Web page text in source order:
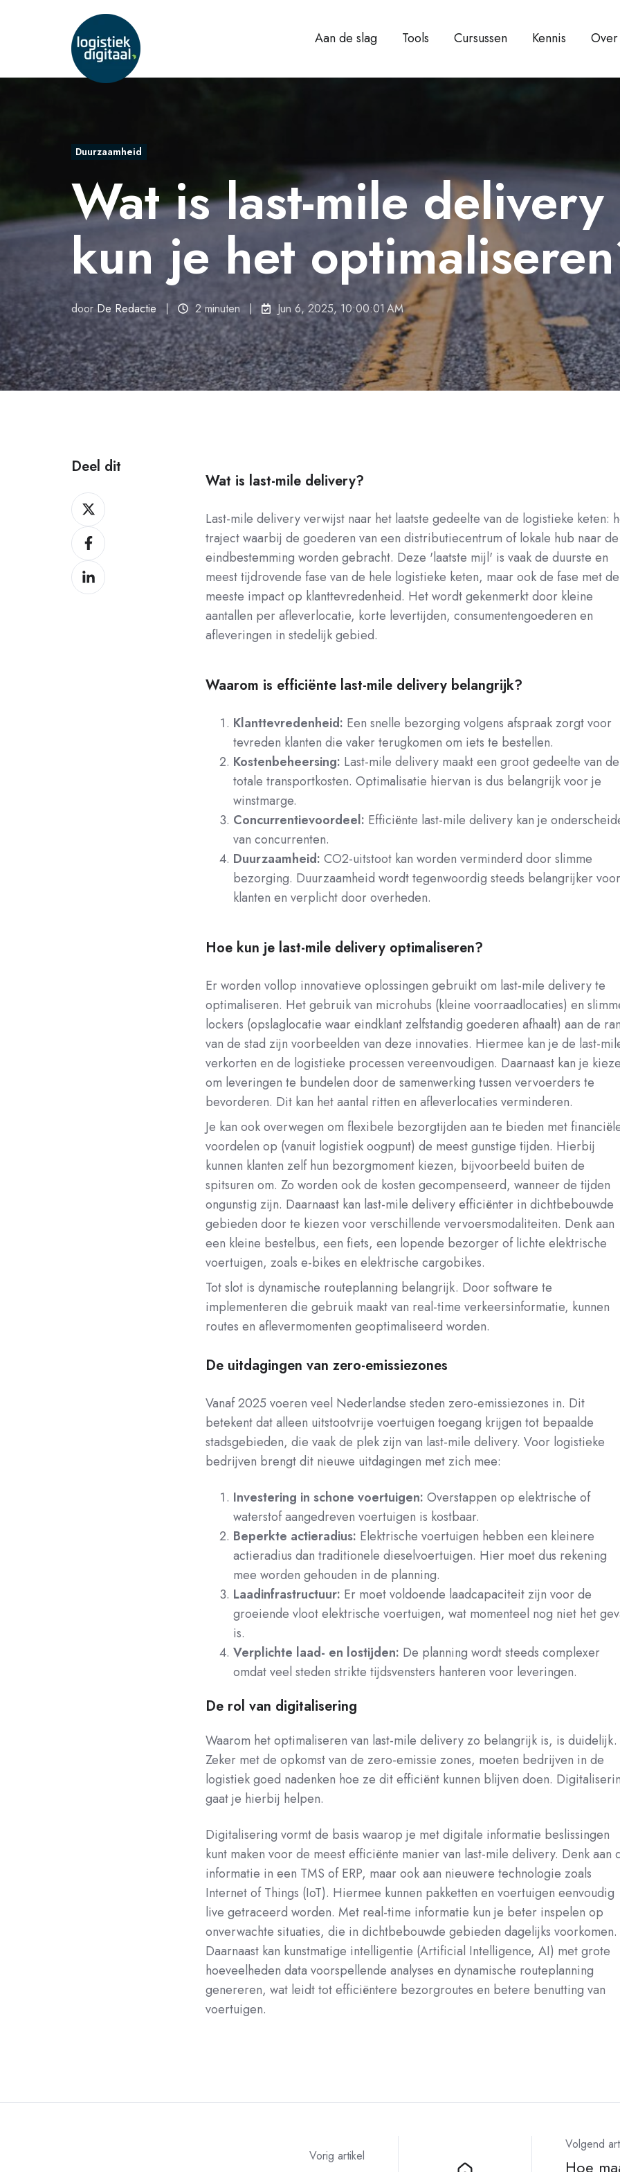
Aan de slag Tools Cursussen Kennis Over
Duurzaamheid
Wat is last-mile
kun je het
door De Redactie 2 minuten Jun 6, 2025, 10:00:01 AM
Wat is last-mile delivery?
Last-mile delivery verwijst naar het laatste gedeelte van de logistieke keten:
traject waarbij de goederen van een distributiecentrum of lokale hub naar de
eindbestemming worden gebracht. Deze 'laatste mijl' is vaak de duurste en
meest tijdrovende fase van de hele logistieke keten, maar ook de fase met de
meeste impact op klanttevredenheid. Het wordt gekenmerkt door kleine
aantallen per afleverlocatie, korte levertijden, consumentengoederen en
afleveringen in stedelijk gebied.
Waarom is efficiënte last-mile delivery belangrijk?
Klanttevredenheid: Een snelle bezorging volgens afspraak zorgt voor
tevreden klanten die vaker terugkomen om iets te bestellen.
Kostenbeheersing: Last-mile delivery maakt een groot gedeelte van de
totale transportkosten. Optimalisatie hiervan is dus belangrijk voor je
winstmarge.
Concurrentievoordeel: Efficiënte last-mile delivery kan je
van concurrenten.
Duurzaamheid: CO2-uitstoot kan worden verminderd door slimme
bezorging. Duurzaamheid wordt tegenwoordig steeds belangrijker voor
klanten en verplicht door overheden.
Hoe kun je last-mile delivery optimaliseren?
Er worden vollop innovatieve oplossingen gebruikt om last-mile delivery te
optimaliseren. Het gebruik van microhubs (kleine voorraadlocaties) en
lockers (opslaglocatie waar eindklant zelfstandig goederen afhaalt) aan de
van de stad zijn voorbeelden van deze innovaties. Hiermee kan je de last-
verkorten en de logistieke processen vereenvoudigen. Daarnaast kan je
om leveringen te bundelen door de samenwerking tussen vervoerders te
bevorderen. Dit kan het aantal ritten en afleverlocaties verminderen.
Je kan ook overwegen om flexibele bezorgtijden aan te bieden met
voordelen op (vanuit logistiek oogpunt) de meest gunstige tijden. Hierbij
kunnen klanten zelf hun bezorgmoment kiezen, bijvoorbeeld buiten de
spitsuren om. Zo worden ook de kosten gecompenseerd, wanneer de tijden
ongunstig zijn. Daarnaast kan last-mile delivery efficiënter in dichtbebouwde
gebieden door te kiezen voor verschillende vervoersmodaliteiten. Denk aan
een kleine bestelbus, een fiets, een lopende bezorger of lichte elektrische
voertuigen, zoals e-bikes en elektrische cargobikes.
Tot slot is dynamische routeplanning belangrijk. Door software te
implementeren die gebruik maakt van real-time verkeersinformatie, kunnen
routes en aflevermomenten geoptimaliseerd worden.
De uitdagingen van zero-emissiezones
Vanaf 2025 voeren veel Nederlandse steden zero-emissiezones in. Dit
betekent dat alleen uitstootvrije voertuigen toegang krijgen tot bepaalde
stadsgebieden, die vaak de plek zijn van last-mile delivery. Voor logistieke
bedrijven brengt dit nieuwe uitdagingen met zich mee:
Investering in schone voertuigen: Overstappen op elektrische of
waterstof aangedreven voertuigen is kostbaar.
Beperkte actieradius: Elektrische voertuigen hebben een kleinere
actieradius dan traditionele dieselvoertuigen. Hier moet dus rekening
mee worden gehouden in de planning.
Laadinfrastructuur: Er moet voldoende laadcapaciteit zijn voor de
groeiende vloot elektrische voertuigen, wat momenteel nog niet het
is.
Verplichte laad- en lostijden: De planning wordt steeds complexer
omdat veel steden strikte tijdsvensters hanteren voor leveringen.
De rol van digitalisering
Waarom het optimaliseren van last-mile delivery zo belangrijk is, is duidelijk.
Zeker met de opkomst van de zero-emissie zones, moeten bedrijven in de
logistiek goed nadenken hoe ze dit efficiënt kunnen blijven doen.
gaat je hierbij helpen.
Digitalisering vormt de basis waarop je met digitale informatie beslissingen
kunt maken voor de meest efficiënte manier van last-mile delivery. Denk aan
informatie in een TMS of ERP, maar ook aan nieuwere technologie zoals
Internet of Things (IoT). Hiermee kunnen pakketten en voertuigen eenvoudig
live getraceerd worden. Met real-time informatie kun je beter inspelen op
onverwachte situaties, die in dichtbebouwde gebieden dagelijks voorkomen.
Daarnaast kan kunstmatige intelligentie (Artificial Intelligence, AI) met grote
hoeveelheden data voorspellende analyses en dynamische routeplanning
genereren, wat leidt tot efficiëntere bezorgroutes en betere benutting van
voertuigen.
Deel dit
Deel
op
XDeel
op
Facebook
Deel
op
Vorig artikel
Volgend
Hoe